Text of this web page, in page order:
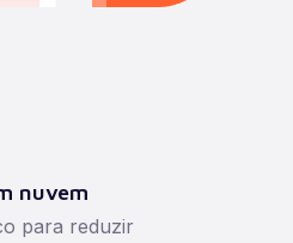
nuvem
para reduzir